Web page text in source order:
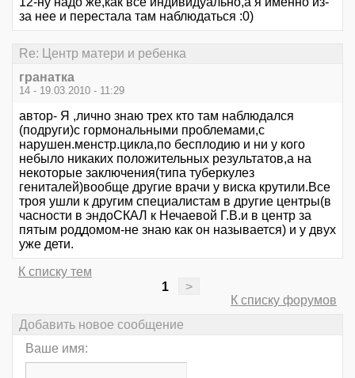
за нее и перестала там наблюдаться :0)
Re: Центр матери и ребенка
гранатка
14 - 19.03.2010 - 11:29
автор- Я ,лично знаю трех кто там наблюдался
(подруги)с гормональными проблемами,с
нарушен.менстр.цикла,по бесплодию и ни у кого
небыло никаких положительных результатов,а на
некоторые заключения(типа туберкулез
гениталей)вообще другие врачи у виска крутили.Все
троя ушли к другим специалистам в другие центры(в
часности в эндоСКАЛ к Нечаевой Г.В.и в центр за
пятым роддомом-не знаю как он называется) и у двух
уже дети.
К списку тем
1
>
К списку форумов
Добавить новое сообщение
Ваше имя: